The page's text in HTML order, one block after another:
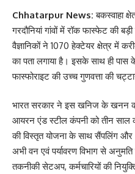
Chhatarpur News: बकस्वाहा
गरदौनियां गांवों में रॉक फास्फेट की
वैज्ञानिकों ने 1070 हेक्टेयर क्षेत्र में
का पता लगाया है। इसके साथ ही
फास्फोराइट की उच्च गुणवत्ता की
भारत सरकार ने इस खनिज के खनन
आयरन एंड स्टील कंपनी को तीन
की विस्तृत योजना के साथ सैंपलिंग
अभी वन एवं पर्यावरण विभाग से
तकनीकी सेटअप, कर्मचारियों की